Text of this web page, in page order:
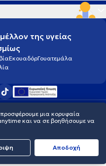
της υγείας
ΕκουαδόρΓουατεμάλα
προσωπικού απορρήτου
μια κορυφαία
και να σε βοηθήσουμε να
Aποδοχή